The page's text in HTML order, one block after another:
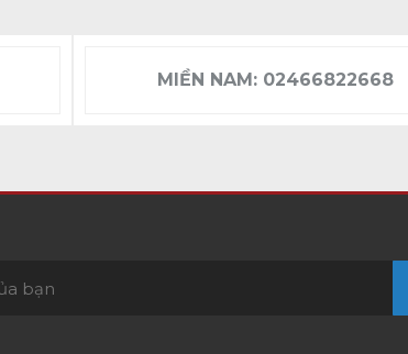
MIỀN NAM: 02466822668